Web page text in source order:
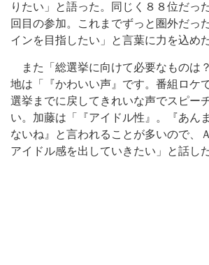
りたい」と語った。同じく８８位だっ
回目の参加。これまでずっと圏外だっ
インを目指したい」と言葉に力を込めた
また「総選挙に向けて必要なものは
地は「『かわいい声』です。番組ロケ
選挙までに戻してきれいな声でスピー
い。加藤は「『アイドル性』。『あん
ないね』と言われることが多いので、
アイドル感を出していきたい」と話した